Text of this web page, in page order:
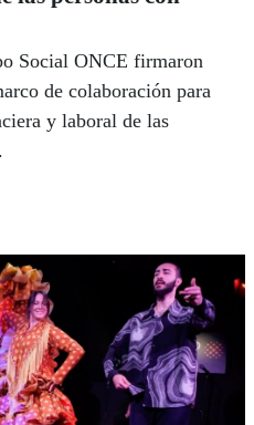
Social ONCE firmaron
de colaboración para
y laboral de las